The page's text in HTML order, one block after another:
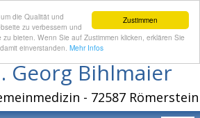
Zustimmen
die Qualität und
zu verbessern und
bieten. Wenn Sie auf Zustimmen klicken, erklären Sie
einverstanden. Mehr Infos
Georg Bihlmaier
- 72587 Römerstein